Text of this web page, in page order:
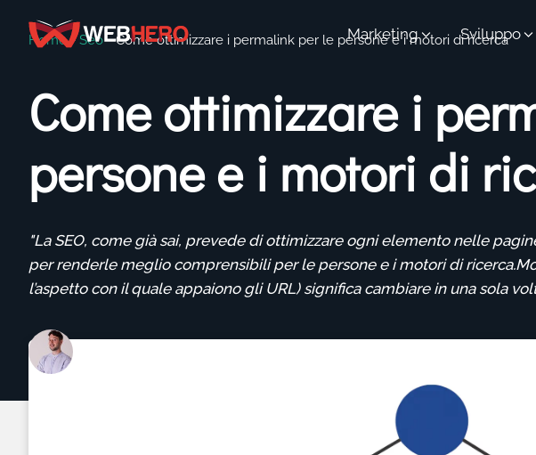
Marketing Sviluppo
Home-Seo-Come ottimizzare i permalink per le persone e i motori di ricerca
Come ottimizzare i
persone e i motori di
"La SEO, come già sai, prevede di ottimizzare ogni elemento nelle
per renderle meglio comprensibili per le persone e i motori di
l’aspetto con il quale appaiono gli URL) significa cambiare in una sola